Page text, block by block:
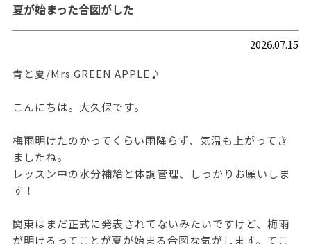
夏が始まった合図がした
2026.07.15
青と夏/Mrs.GREEN APPLE♪
こんにちは。大久保です。
梅雨明けたのかってくらい雨降らず、気温も上がってき
ましたね。
レッスン中の水分補給と体調管理、しっかりお願いしま
す！
関東はまだ正式に発表されてないみたいですけど、梅雨
が明けるってことが夏が始まる合図な気がします。てこ